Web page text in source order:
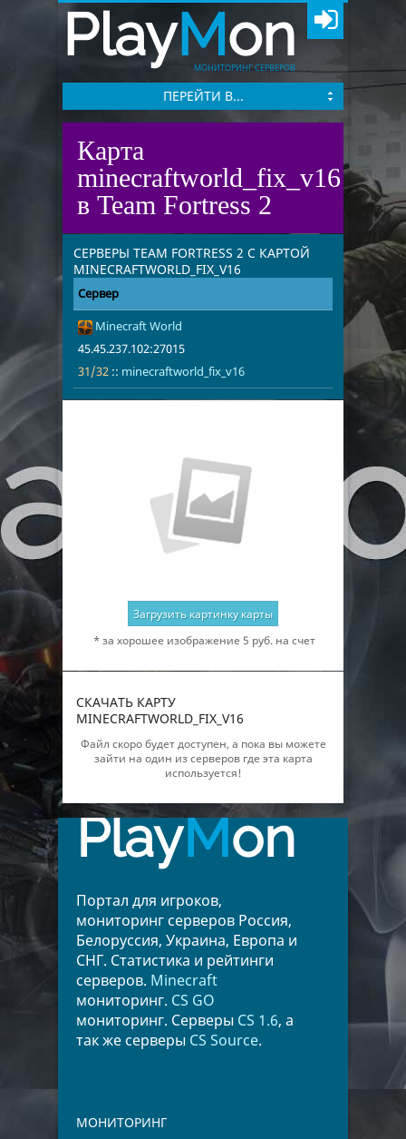
PlayMon
МОНИТОРИНГ СЕРВЕРОВ
ПЕРЕЙТИ В...
Карта
minecraftworld_fix_v16
в Team Fortress 2
СЕРВЕРЫ TEAM FORTRESS 2 С КАРТОЙ
MINECRAFTWORLD_FIX_V16
Сервер Адрес
Игроки
Minecraft World
45.45.237.102:27015
31/32 :: minecraftworld_fix_v16
31/32
Загрузить картинку карты
* за хорошее изображение 5 руб. на счет
СКАЧАТЬ КАРТУ
MINECRAFTWORLD_FIX_V16
Файл скоро будет доступен, а пока вы можете
зайти на один из серверов где эта карта
используется!
PlayMon
Портал для игроков,
мониторинг серверов Россия,
Белоруссия, Украина, Европа и
СНГ. Статистика и рейтинги
серверов. Minecraft
мониторинг. CS GO
мониторинг. Серверы CS 1.6, а
так же серверы CS Source.
МОНИТОРИНГ